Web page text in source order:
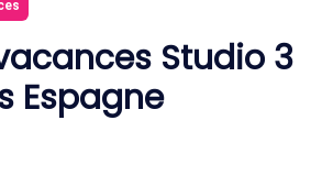
Studio 3
Espagne